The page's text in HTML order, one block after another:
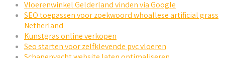
Vloerenwinkel Gelderland vinden via Google
SEO toepassen voor zoekwoord whoallese artificial grass
Netherland
Kunstgras online verkopen
Seo starten voor zelfklevende pvc vloeren